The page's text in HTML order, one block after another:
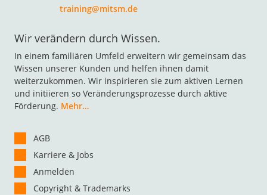
training@mitsm.de
Wir verändern durch Wissen.
In einem familiären Umfeld erweitern wir gemeinsam das
Wissen unserer Kunden und helfen ihnen damit
weiterzukommen. Wir inspirieren sie zum aktiven Lernen
und initiieren so Veränderungsprozesse durch aktive
Förderung. Mehr…
AGB
Karriere & Jobs
Anmelden
Copyright & Trademarks